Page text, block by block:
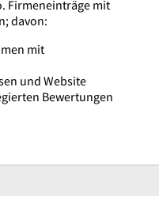
Firmeneinträge mit
davon:
mit
und Website
Bewertungen